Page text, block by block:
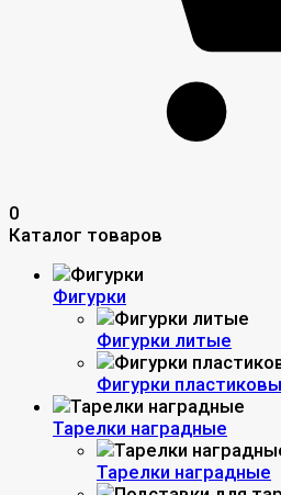
0
Каталог товаров
Фигурки
Фигурки литые
Фигурки
Тарелки наградные
Тарелки наградные